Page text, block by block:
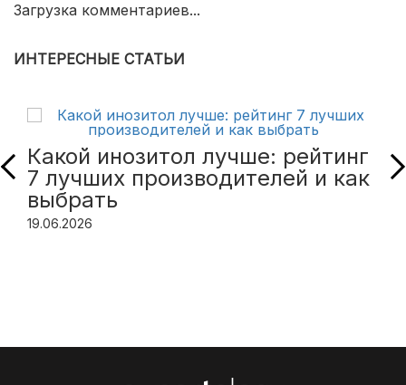
Загрузка комментариев...
ИНТЕРЕСНЫЕ СТАТЬИ
Какой инозитол лучше: рейтинг
7 лучших производителей и как
выбрать
19.06.2026